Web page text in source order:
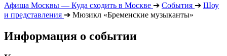
Афиша Москвы — Куда сходить в Москве ➔ События ➔ Шоу
и представления ➔ Мюзикл «Бременские музыканты»
Информация о событии